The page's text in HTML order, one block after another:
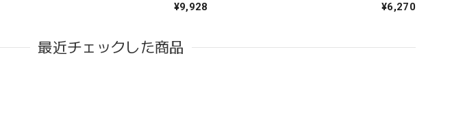
¥9,928
¥6,270
最近チェックした商品